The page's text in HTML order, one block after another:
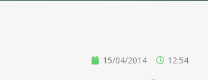
15/04/2014 12:54